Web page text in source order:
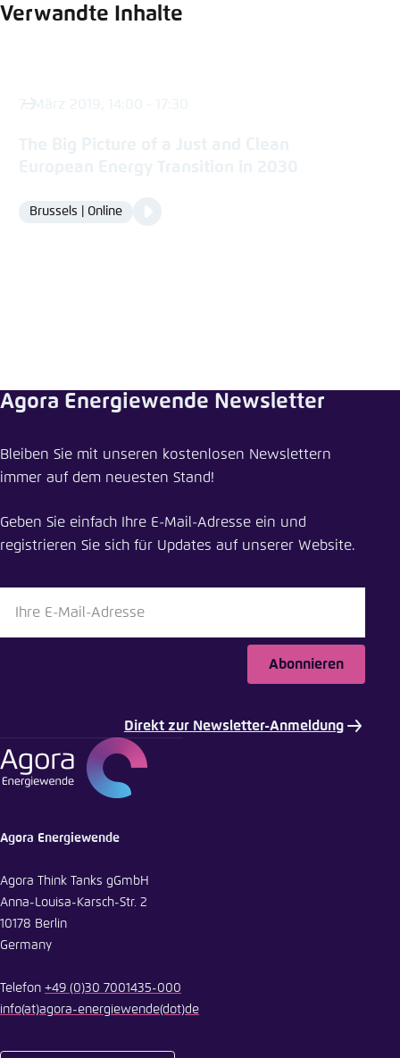
Verwandte Inhalte
Location
Brussels | Online
Das große Bild einer Europäischen Energiewende
2030
Schliessen
LinkedIn
Bluesky
E-Mail
Agora Energiewende Newsletter
Bleiben Sie mit unseren kostenlosen Newslettern
immer auf dem neuesten Stand!
Geben Sie einfach Ihre E-Mail-Adresse ein und
registrieren Sie sich für Updates auf unserer Website.
Abonnieren
Direkt zur Newsletter-Anmeldung
Agora Energiewende
Agora Think Tanks gGmbH
Anna-Louisa-Karsch-Str. 2
10178 Berlin
Germany
Telefon +49 (0)30 7001435-000
info(at)agora-energiewende(dot)de